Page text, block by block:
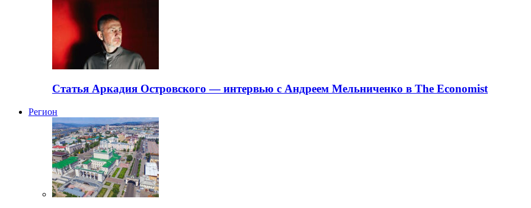
Статья Аркадия Островского — интервью с Андреем Мельниченко в The Economist
Регион